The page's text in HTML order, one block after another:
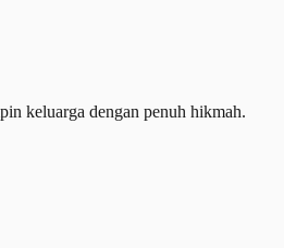
keluarga dengan penuh hikmah.